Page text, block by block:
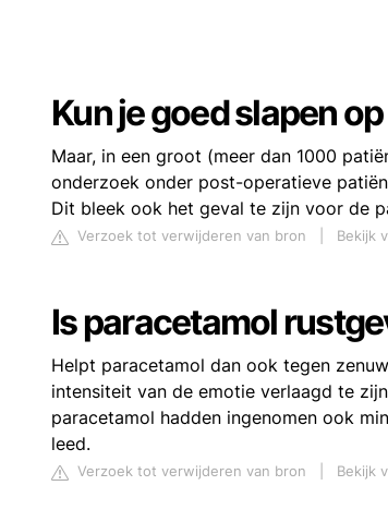
Kun je goed slapen
Maar, in een groot (meer dan 1000
onderzoek onder post-operatieve
Dit bleek ook het geval te zijn voor de
Verzoek tot verwijderen van bron Bekijk
Is paracetamol
Helpt paracetamol dan ook tegen
intensiteit van de emotie verlaagd te
paracetamol hadden ingenomen ook
leed.
Verzoek tot verwijderen van bron Bekijk